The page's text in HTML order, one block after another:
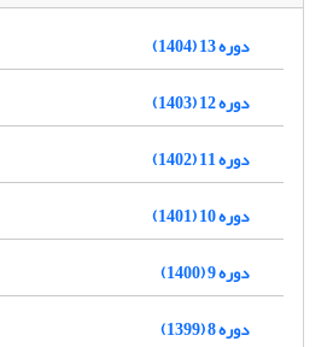
دوره 13 (1404)
دوره 12 (1403)
دوره 11 (1402)
دوره 10 (1401)
دوره 9 (1400)
دوره 8 (1399)